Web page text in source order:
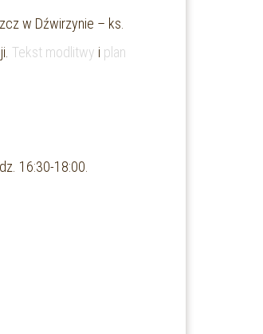
w Dźwirzynie – ks.
Tekst modlitwy i plan
16:30-18:00.